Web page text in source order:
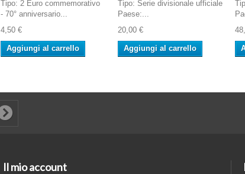
Tipo: 2 Euro commemorativo
- 70° anniversario...
4,50 €
Aggiungi al carrello
Tipo: Serie divisionale ufficiale
Paese:...
20,00 €
Aggiungi al carrello
Il mio account